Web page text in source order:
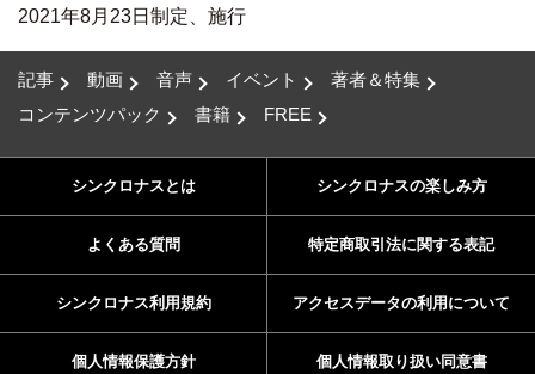
2021年8月23日制定、施行
記事 動画 音声 イベント
著者＆特集
コンテンツパック
書籍 FREE
シンクロナスとは シンクロナスの楽しみ方
よくある質問 特定商取引法に関する表記
シンクロナス利用規約 アクセスデータの利用について
個人情報保護方針 個人情報取り扱い同意書